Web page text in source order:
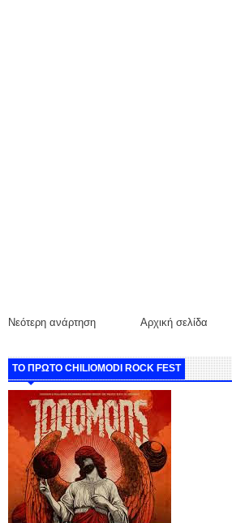
Νεότερη ανάρτηση Αρχική σελίδα
ΤΟ ΠΡΩΤΟ CHILIOMODI ROCK FEST